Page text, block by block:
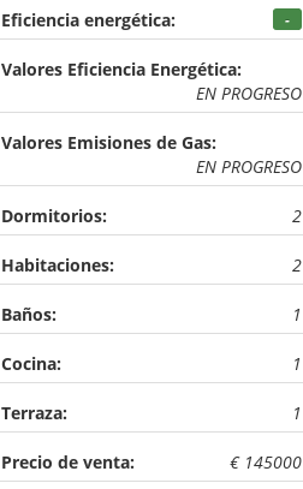
Eficiencia energética: -
Valores Eficiencia Energética:
EN PROGRESO
Valores Emisiones de Gas:
EN PROGRESO
Dormitorios: 2
Habitaciones: 2
Baños: 1
Cocina: 1
Terraza: 1
Precio de venta: € 145000